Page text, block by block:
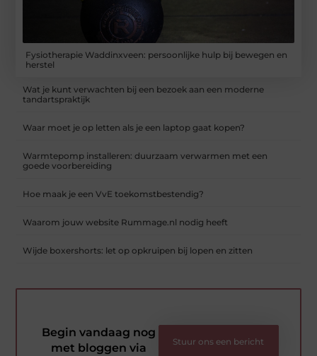
Fysiotherapie Waddinxveen: persoonlijke hulp bij bewegen en
herstel
Wat je kunt verwachten bij een bezoek aan een moderne
tandartspraktijk
Waar moet je op letten als je een laptop gaat kopen?
Warmtepomp installeren: duurzaam verwarmen met een
goede voorbereiding
Hoe maak je een VvE toekomstbestendig?
Waarom jouw website Rummage.nl nodig heeft
Wijde boxershorts: let op opkruipen bij lopen en zitten
Begin vandaag nog
met bloggen via
Stuur ons een bericht